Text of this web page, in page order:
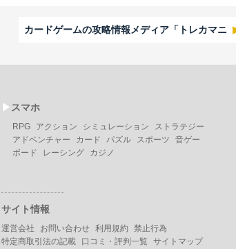
カードゲームの攻略情報メディア「トレカマニ
▶︎ スマホ
RPG アクション シミュレーション
ストラテジー
アドベンチャー
カード パズル スポーツ
音ゲー
ボード
レーシング カジノ
サイト情報
運営会社 お問い合わせ 利用規約
禁止行為
特定商取引法の記載
口コミ・評判一覧 サイトマップ